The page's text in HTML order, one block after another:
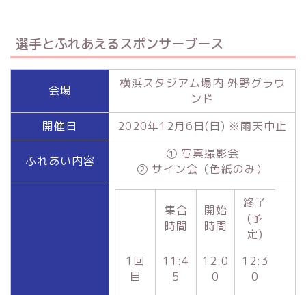
選手とふれあえるスポンサーブース
会場
横浜スタジアム場内 外野グラウ
ンド
開催日
2020年12月6日(日) ※雨天中止
ふれあい内容
① 写真撮影会
② サイン会（色紙のみ）
集合
時間
開始
時間
終了
(予
定)
1回
目
11:4
5
12:0
0
12:3
0